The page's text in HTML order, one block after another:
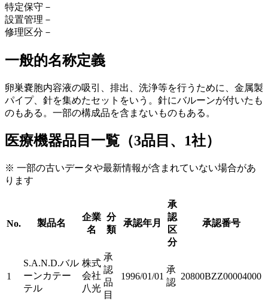
特定保守 －
設置管理 －
修理区分 －
一般的名称定義
卵巣嚢胞内容液の吸引、排出、洗浄等を行うために、金属製
パイプ、針を集めたセットをいう。針にバルーンが付いたも
のもある。一部の構成品を含まないものもある。
医療機器品目一覧（3品目、1社）
※ 一部の古いデータや最新情報が含まれていない場合があ
ります
No. 製品名
企業
名
分
類
承認年月
承
認
区
分
承認番号
1
S.A.N.D.バル
ーンカテー
テル
株式
会社
八光
承
認
品
目
1996/01/01
承
認
20800BZZ00004000